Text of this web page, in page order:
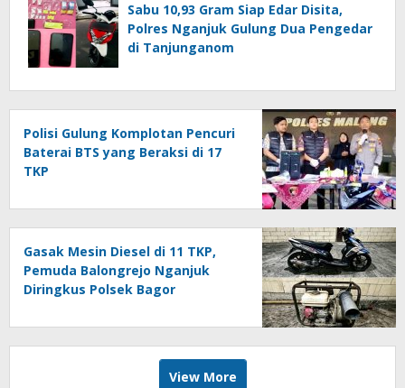
Sabu 10,93 Gram Siap Edar Disita,
Polres Nganjuk Gulung Dua Pengedar
di Tanjunganom
Polisi Gulung Komplotan Pencuri
Baterai BTS yang Beraksi di 17
TKP
Gasak Mesin Diesel di 11 TKP,
Pemuda Balongrejo Nganjuk
Diringkus Polsek Bagor
View More